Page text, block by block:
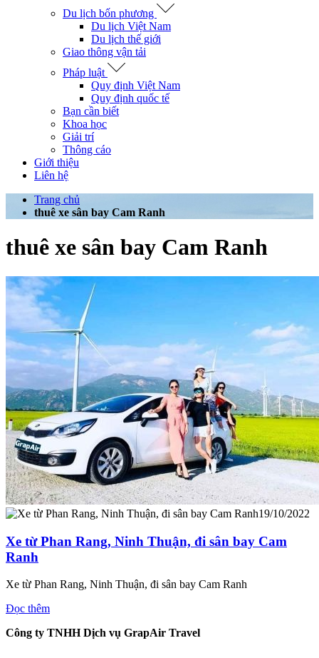
Du lịch bốn phương
Du lịch Việt Nam
Du lịch thế giới
Giao thông vận tải
Pháp luật
Quy định Việt Nam
Quy định quốc tế
Bạn cần biết
Khoa học
Giải trí
Thông cáo
Giới thiệu
Liên hệ
Trang chủ
thuê xe sân bay Cam Ranh
thuê xe sân bay Cam Ranh
19/10/2022
Xe từ Phan Rang, Ninh Thuận, đi sân bay Cam
Ranh
Xe từ Phan Rang, Ninh Thuận, đi sân bay Cam Ranh
Đọc thêm
Công ty TNHH Dịch vụ GrapAir Travel